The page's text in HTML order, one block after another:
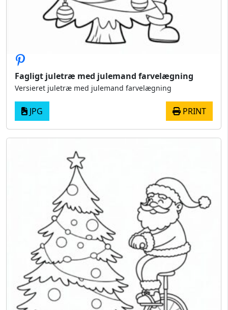
Fagligt juletræ med julemand farvelægning
Versieret juletræ med julemand farvelægning
JPG PRINT